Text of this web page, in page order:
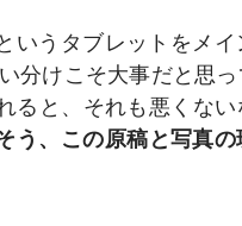
うタブレットをメイ
分けこそ大事だと思
ると、それも悪くな
う、この原稿と写真の